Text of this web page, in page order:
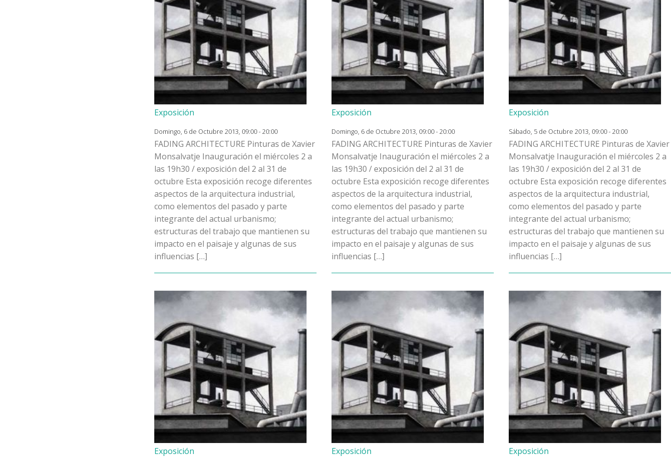
Exposición
Domingo, 6 de Octubre 2013, 09:00 - 20:00
FADING ARCHITECTURE Pinturas de Xavier
Monsalvatje Inauguración el miércoles 2 a
las 19h30 / exposición del 2 al 31 de
octubre Esta exposición recoge diferentes
aspectos de la arquitectura industrial,
como elementos del pasado y parte
integrante del actual urbanismo;
estructuras del trabajo que mantienen su
impacto en el paisaje y algunas de sus
influencias […]
Exposición
Domingo, 6 de Octubre 2013, 09:00 - 20:00
FADING ARCHITECTURE Pinturas de Xavier
Monsalvatje Inauguración el miércoles 2 a
las 19h30 / exposición del 2 al 31 de
octubre Esta exposición recoge diferentes
aspectos de la arquitectura industrial,
como elementos del pasado y parte
integrante del actual urbanismo;
estructuras del trabajo que mantienen su
impacto en el paisaje y algunas de sus
influencias […]
Exposición
Sábado, 5 de Octubre 2013, 09:00 - 20:00
FADING ARCHITECTURE Pinturas de Xavier
Monsalvatje Inauguración el miércoles 2 a
las 19h30 / exposición del 2 al 31 de
octubre Esta exposición recoge diferentes
aspectos de la arquitectura industrial,
como elementos del pasado y parte
integrante del actual urbanismo;
estructuras del trabajo que mantienen su
impacto en el paisaje y algunas de sus
influencias […]
Exposición Exposición Exposición